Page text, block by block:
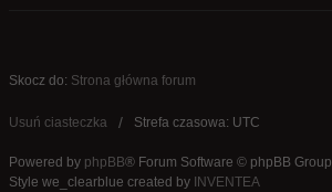
Skocz do: Strona główna forum
Usuń ciasteczka Strefa czasowa: UTC
Powered by phpBB® Forum Software © phpBB Group
Style we_clearblue created by INVENTEA